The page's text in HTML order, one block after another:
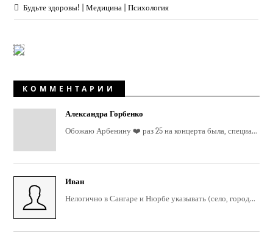
Будьте здоровы! | Медицина | Психология
КОММЕНТАРИИ
Александра Горбенко
Обожаю Арбенину ❤️ раз 25 на концерта была, специа...
Иван
Нелогично в Сангаре и Нюрбе указывать (село, город...